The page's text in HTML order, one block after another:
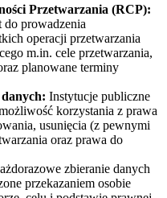
Przetwarzania (RCP):
prowadzenia
operacji przetwarzania
m.in. cele przetwarzania,
planowane terminy
Instytucje publiczne
korzystania z prawa
usunięcia (z pewnymi
oraz prawa do
zbieranie danych
przekazaniem osobie